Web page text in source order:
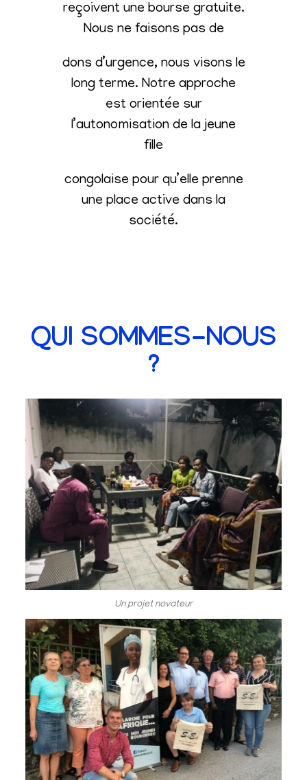
reçoivent une bourse gratuite.
Nous ne faisons pas de
dons d’urgence, nous visons le
long terme. Notre approche
est orientée sur
l’autonomisation de la jeune
fille
congolaise pour qu’elle prenne
une place active dans la
société.
QUI SOMMES-NOUS
?
Un projet novateur